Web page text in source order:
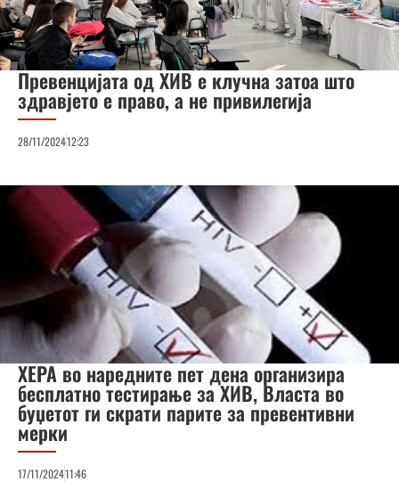
Превенцијата од ХИВ е клучна затоа што
здравјето е право, а не привилегија
28/11/202412:23
ХЕРА во наредните пет дена организира
бесплатно тестирање за ХИВ, Власта во
буџетот ги скрати парите за превентивни
мерки
17/11/202411:46